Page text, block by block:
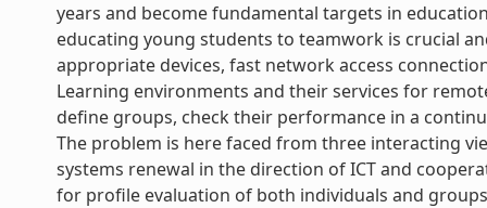
years and become fundamental targets in
educating young students to teamwork is crucial
appropriate devices, fast network access
Learning environments and their services for
define groups, check their performance in a
The problem is here faced from three interacting
systems renewal in the direction of ICT and
for profile evaluation of both individuals and